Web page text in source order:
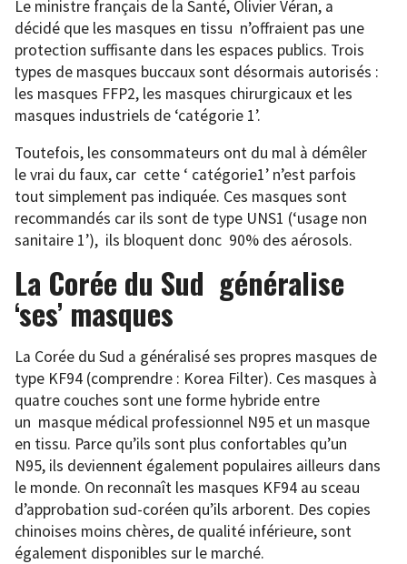
Le ministre français de la Santé, Olivier Véran, a
décidé que les masques en tissu n’offraient pas une
protection suffisante dans les espaces publics. Trois
types de masques buccaux sont désormais autorisés :
les masques FFP2, les masques chirurgicaux et les
masques industriels de ‘catégorie 1’.
Toutefois, les consommateurs ont du mal à démêler
le vrai du faux, car cette ‘ catégorie1’ n’est parfois
tout simplement pas indiquée. Ces masques sont
recommandés car ils sont de type UNS1 (‘usage non
sanitaire 1’), ils bloquent donc 90% des aérosols.
La Corée du Sud généralise
‘ses’ masques
La Corée du Sud a généralisé ses propres masques de
type KF94 (comprendre : Korea Filter). Ces masques à
quatre couches sont une forme hybride entre
un masque médical professionnel N95 et un masque
en tissu. Parce qu’ils sont plus confortables qu’un
N95, ils deviennent également populaires ailleurs dans
le monde. On reconnaît les masques KF94 au sceau
d’approbation sud-coréen qu’ils arborent. Des copies
chinoises moins chères, de qualité inférieure, sont
également disponibles sur le marché.